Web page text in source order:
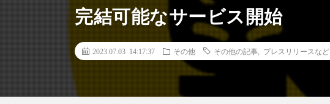
完結可能なサービス開始
2023.07.03 14:17:37 その他 その他の記事 プレスリリースなど